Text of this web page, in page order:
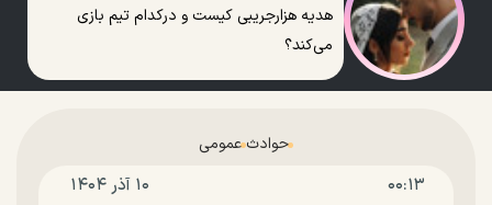
هدیه هزارجریبی کیست و درکدام تیم بازی
می‌کند؟
حوادث عمومی
۰۰:۱۳ ۱۰ آذر ۱۴۰۴